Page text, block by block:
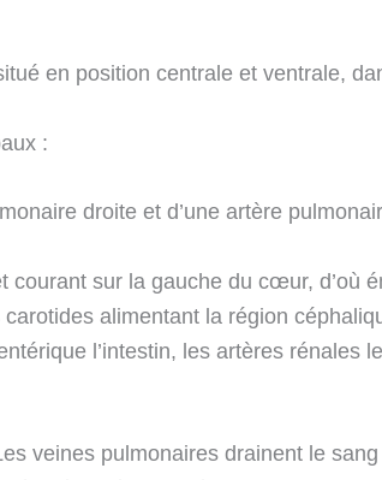
en position centrale et ventrale,
:
droite et d’une artère
courant sur la gauche du cœur, d’où
alimentant la région
l’intestin, les artères rénales
veines pulmonaires drainent le